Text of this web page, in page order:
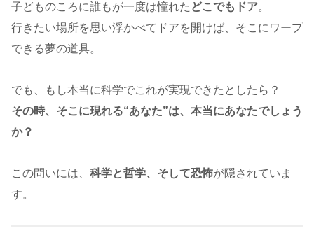
子どものころに誰もが一度は憧れた どこでもドア。
行きたい場所を思い浮かべてドアを開けば、そこにワープ
できる夢の道具。
でも、もし本当に科学でこれが実現できたとしたら？
その時、そこに現れる“あなた”は、本当にあなたでしょう
か？
この問いには、 科学と哲学、そして恐怖が隠されていま
す。